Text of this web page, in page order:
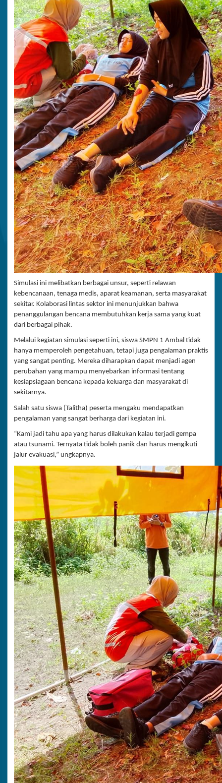
Simulasi ini melibatkan berbagai unsur, seperti relawan
kebencanaan, tenaga medis, aparat keamanan, serta masyarakat
sekitar. Kolaborasi lintas sektor ini menunjukkan bahwa
penanggulangan bencana membutuhkan kerja sama yang kuat
dari berbagai pihak.
Melalui kegiatan simulasi seperti ini, siswa SMPN 1 Ambal tidak
hanya memperoleh pengetahuan, tetapi juga pengalaman praktis
yang sangat penting. Mereka diharapkan dapat menjadi agen
perubahan yang mampu menyebarkan informasi tentang
kesiapsiagaan bencana kepada keluarga dan masyarakat di
sekitarnya.
Salah satu siswa (Talitha) peserta mengaku mendapatkan
pengalaman yang sangat berharga dari kegiatan ini.
“Kami jadi tahu apa yang harus dilakukan kalau terjadi gempa
atau tsunami. Ternyata tidak boleh panik dan harus mengikuti
jalur evakuasi,” ungkapnya.